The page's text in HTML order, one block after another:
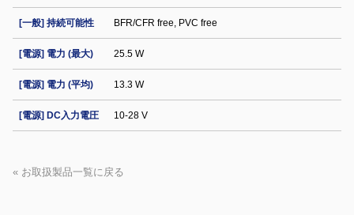
[一般] 持続可能性 BFR/CFR free, PVC free
[電源] 電力 (最大) 25.5 W
[電源] 電力 (平均) 13.3 W
[電源] DC入力電圧 10-28 V
« お取扱製品一覧に戻る